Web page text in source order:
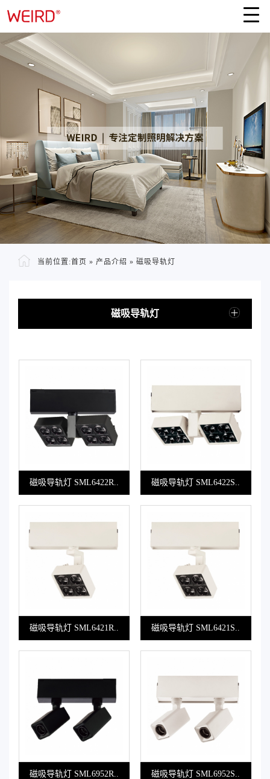
当前位置:首页 » 产品介绍 » 磁吸导轨灯
磁吸导轨灯
磁吸导轨灯 SML6422R.. 磁吸导轨灯 SML6422S..
磁吸导轨灯 SML6421R.. 磁吸导轨灯 SML6421S..
磁吸导轨灯 SML6952R.. 磁吸导轨灯 SML6952S..